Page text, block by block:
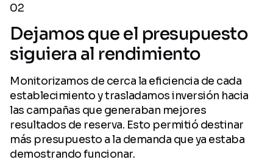
02
Dejamos que el presupuesto
siguiera al rendimiento
Monitorizamos de cerca la eficiencia de cada
establecimiento y trasladamos inversión hacia
las campañas que generaban mejores
resultados de reserva. Esto permitió destinar
más presupuesto a la demanda que ya estaba
demostrando funcionar.